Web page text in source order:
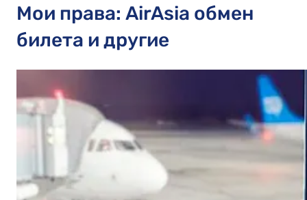
Мои права: AirAsia обмен
билета и другие